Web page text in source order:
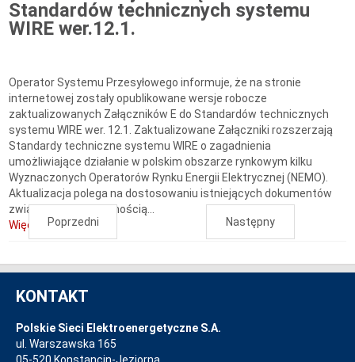
Standardów technicznych systemu
WIRE wer.12.1.
Operator Systemu Przesyłowego informuje, że na stronie
internetowej zostały opublikowane wersje robocze
zaktualizowanych Załączników E do Standardów technicznych
systemu WIRE wer. 12.1. Zaktualizowane Załączniki rozszerzają
Standardy techniczne systemu WIRE o zagadnienia
umożliwiające działanie w polskim obszarze rynkowym kilku
Wyznaczonych Operatorów Rynku Energii Elektrycznej (NEMO).
Aktualizacja polega na dostosowaniu istniejących dokumentów
związanych z działalnością...
Więcej...Poprzedni Następny
KONTAKT
Polskie Sieci Elektroenergetyczne S.A.
ul. Warszawska 165